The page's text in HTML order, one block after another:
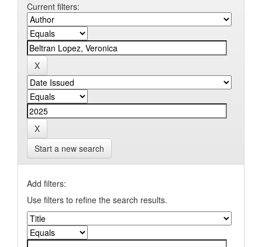
Current filters:
Start a new search
Add filters:
Use filters to refine the search results.